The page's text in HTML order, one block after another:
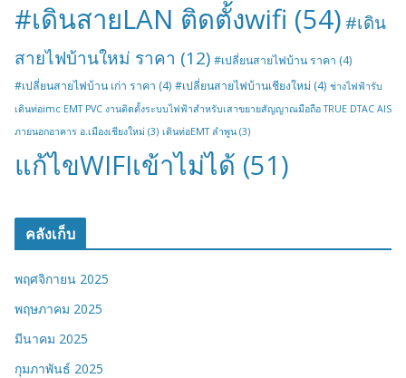
#เดินสายLAN ติดตั้งwifi (54) #เดิน
สายไฟบ้านใหม่ ราคา (12) #เปลี่ยนสายไฟบ้าน ราคา (4)
#เปลี่ยนสายไฟบ้าน เก่า ราคา (4) #เปลี่ยนสายไฟบ้านเชียงใหม่ (4) ช่างไฟฟ้ารับ
เดินท่อimc EMT PVC งานติดตั้งระบบไฟฟ้าสำหรับเสาขยายสัญญาณมือถือ TRUE DTAC AIS
ภายนอกอาคาร อ.เมืองเชียงใหม่ (3) เดินท่อEMT ลำพูน (3)
แก้ไขWIFIเข้าไม่ได้ (51)
คลังเก็บ
พฤศจิกายน 2025
พฤษภาคม 2025
มีนาคม 2025
กุมภาพันธ์ 2025